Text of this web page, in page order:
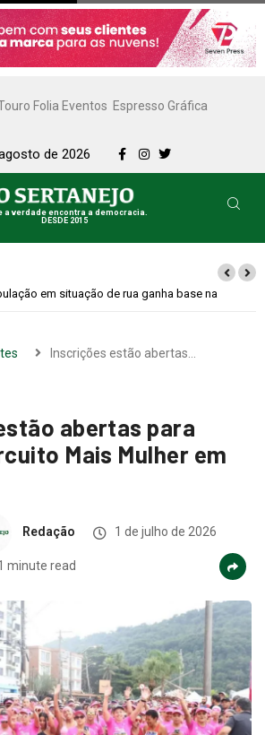
Folia Eventos Espresso Gráfica
de 2026
a verdade encontra a democracia.
DESDE 2015
especial e missas no Dia dos Pais
Inscrições estão abertas…
abertas para
Mais Mulher em
Redação 1 de julho de 2026
minute read